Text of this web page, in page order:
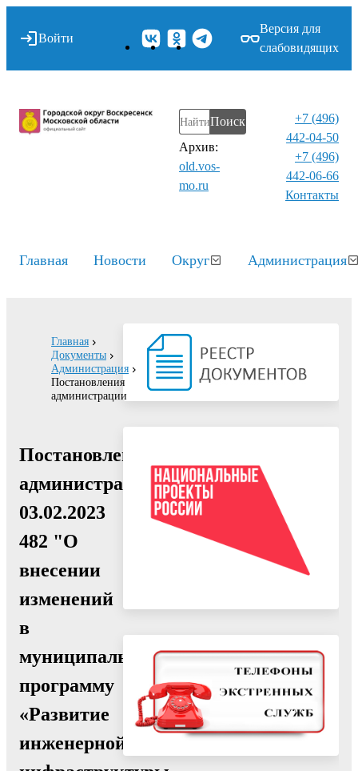
Войти
Версия для
слабовидящих
Поиск
Архив:
old.vos-
mo.ru
+7 (496)
442-04-50
+7 (496)
442-06-66
Контакты⁠
Главная Новости Округ Администрация
Главная
Документы
Администрация
Постановления
администрации
Постановление
администрации
03.02.2023
482 "О
внесении
изменений
в
муниципальную
программу
«Развитие
инженерной